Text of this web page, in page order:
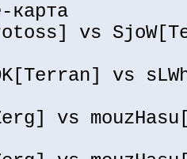
карта
vs
vs
vs